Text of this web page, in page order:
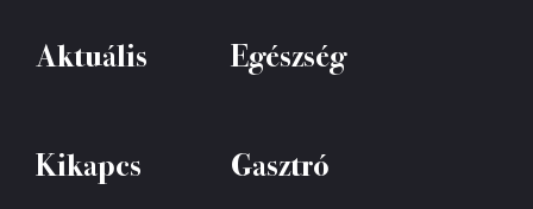
Aktuális Egészség
Kikapcs Gasztró